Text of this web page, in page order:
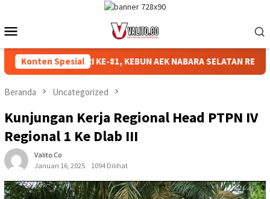
konten
Mobile
Konten Spesial
HUT RI KE-81, KEBUN AEK NABARA SELATAN RESMI GELAR
Beranda Uncategorized
Kunjungan Kerja Regional Head PTPN IV
Regional 1 Ke Dlab III
Valito.co
Januari 16, 2025
1094 Dilihat